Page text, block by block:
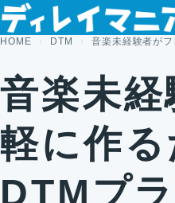
コンテンツへスキップ
HOME DTM 音楽未経験者が
音楽未
軽に作
DTMプ